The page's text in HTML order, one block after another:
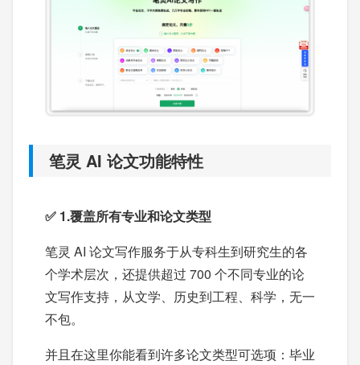
笔灵 AI 论文功能特性
✅ 1.覆盖所有专业和论文类型
笔灵 AI 论文写作服务于从专科生到研究生的各
个学术层次，还提供超过 700 个不同专业的论
文写作支持，从文学、历史到工程、科学，无一
不包。
并且在这里你能看到许多论文类型可选项：毕业